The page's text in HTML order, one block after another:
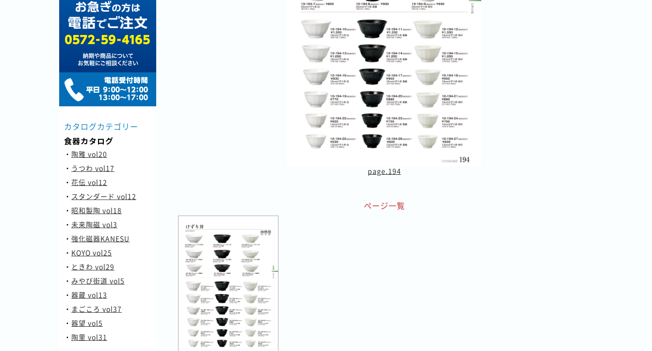
カタログカテゴリー
食器カタログ
・ 陶雅 vol20
・ うつわ vol17
・ 花伝 vol12
・ スタンダード vol12
・ 昭和製陶 vol18
・ 未来陶磁 vol3
・ 強化磁器KANESU
・ KOYO vol25
・ ときわ vol29
・ みやび街道 vol5
・ 器蔵 vol13
・ まごころ vol37
・ 器望 vol5
・ 陶里 vol31
page.194
ページ一覧